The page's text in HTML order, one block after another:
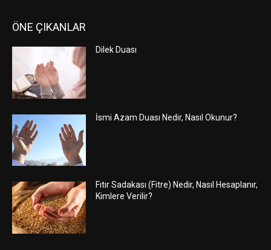
ÖNE ÇIKANLAR
Dilek Duası
İsmi Azam Duası Nedir, Nasıl Okunur?
Fıtır Sadakası (Fitre) Nedir, Nasıl Hesaplanır,
Kimlere Verilir?